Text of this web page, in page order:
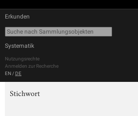
Erkunden
Systematik
Nutzungsrechte
Anmelden zur Recherche
EN / DE
Stichwort